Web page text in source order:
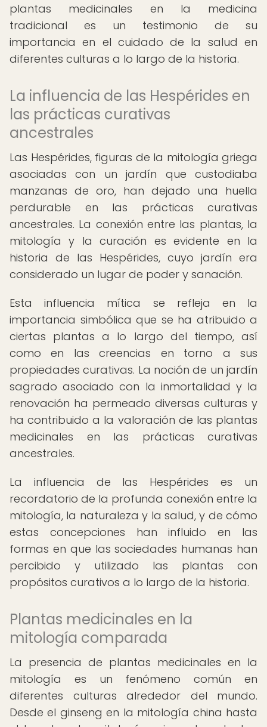
plantas medicinales en la medicina
tradicional es un testimonio de su
importancia en el cuidado de la salud en
diferentes culturas a lo largo de la historia.
La influencia de las Hespérides en
las prácticas curativas
ancestrales
Las Hespérides, figuras de la mitología griega
asociadas con un jardín que custodiaba
manzanas de oro, han dejado una huella
perdurable en las prácticas curativas
ancestrales. La conexión entre las plantas, la
mitología y la curación es evidente en la
historia de las Hespérides, cuyo jardín era
considerado un lugar de poder y sanación.
Esta influencia mítica se refleja en la
importancia simbólica que se ha atribuido a
ciertas plantas a lo largo del tiempo, así
como en las creencias en torno a sus
propiedades curativas. La noción de un jardín
sagrado asociado con la inmortalidad y la
renovación ha permeado diversas culturas y
ha contribuido a la valoración de las plantas
medicinales en las prácticas curativas
ancestrales.
La influencia de las Hespérides es un
recordatorio de la profunda conexión entre la
mitología, la naturaleza y la salud, y de cómo
estas concepciones han influido en las
formas en que las sociedades humanas han
percibido y utilizado las plantas con
propósitos curativos a lo largo de la historia.
Plantas medicinales en la
mitología comparada
La presencia de plantas medicinales en la
mitología es un fenómeno común en
diferentes culturas alrededor del mundo.
Desde el ginseng en la mitología china hasta